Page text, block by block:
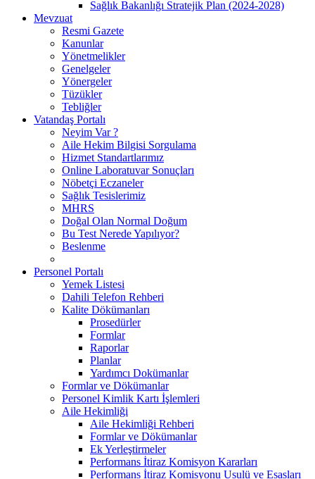
Sağlık Bakanlığı Stratejik Plan (2024-2028)
Mevzuat
Resmi Gazete
Kanunlar
Yönetmelikler
Genelgeler
Yönergeler
Tüzükler
Tebliğler
Vatandaş Portalı
Neyim Var ?
Aile Hekim Bilgisi Sorgulama
Hizmet Standartlarımız
Online Laboratuvar Sonuçları
Nöbetçi Eczaneler
Sağlık Tesislerimiz
MHRS
Doğal Olan Normal Doğum
Bu Test Nerede Yapılıyor?
Beslenme
Personel Portalı
Yemek Listesi
Dahili Telefon Rehberi
Kalite Dökümanları
Prosedürler
Formlar
Raporlar
Planlar
Yardımcı Dokümanlar
Formlar ve Dökümanlar
Personel Kimlik Kartı İşlemleri
Aile Hekimliği
Aile Hekimliği Rehberi
Formlar ve Dökümanlar
Ek Yerleştirmeler
Performans İtiraz Komisyon Kararları
Performans İtiraz Komisyonu Usulü ve Esasları